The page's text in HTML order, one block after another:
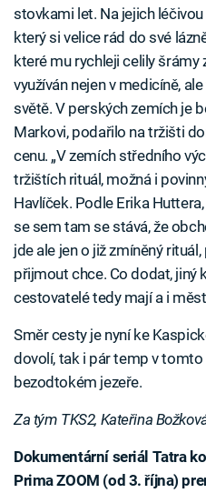
stovkami let. Na jejich
který si velice rád do své
které mu rychleji celily šrámy
využíván nejen v medicíně,
světě. V perských zemích je
Markovi, podařilo na tržišti
cenu. „V zemích středního
tržištích rituál, možná i
Havlíček. Podle Erika
se sem tam se stává, že
jde ale jen o již zmíněný
přijmout chce. Co dodat, jiný
cestovatelé tedy mají a i
Směr cesty je nyní ke
dovolí, tak i pár temp v
bezodtokém jezeře.
Za tým TKS2, Kateřina
Dokumentární seriál Tatra
Prima ZOOM (od 3. října)